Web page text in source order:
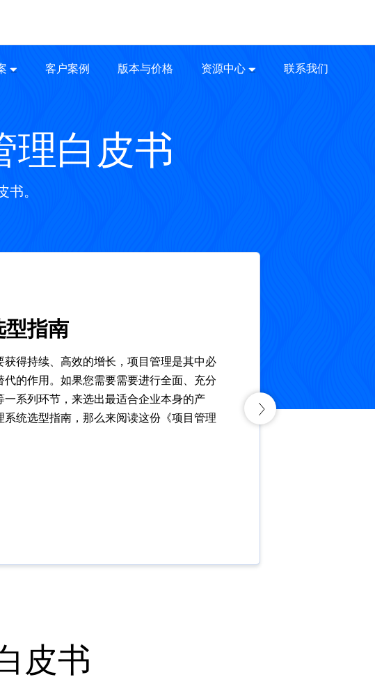
客户案例 版本与价格 资源中心 联系我们
白皮书
。
型指南
得持续、高效的增长，项目管理是其中必
的作用。如果您需要需要进行全面、充分
系列环节，来选出最适合企业本身的产
统选型指南，那么来阅读这份《项目管理
皮书